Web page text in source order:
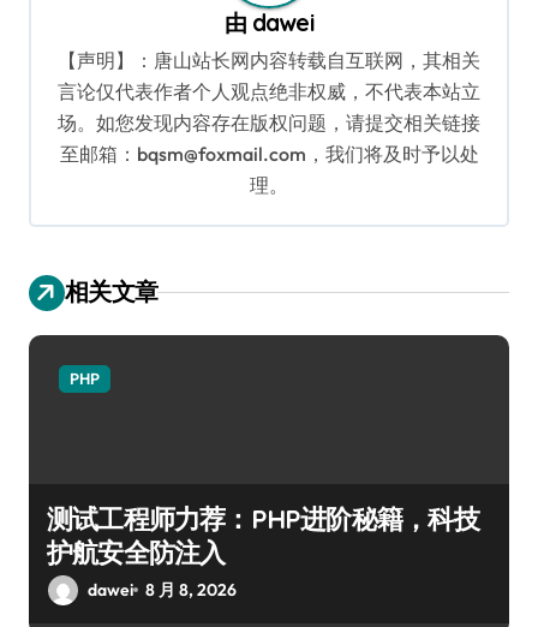
由 dawei
【声明】：唐山站长网内容转载自互联网，其相关
言论仅代表作者个人观点绝非权威，不代表本站立
场。如您发现内容存在版权问题，请提交相关链接
至邮箱：bqsm@foxmail.com，我们将及时予以处
理。
相关文章
PHP
测试工程师力荐：PHP进阶秘籍，科技
护航安全防注入
dawei 8 月 8, 2026